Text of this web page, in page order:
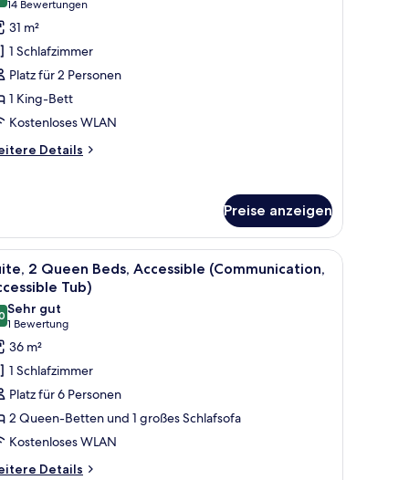
14 Bewertungen
(14
Bewertungen)
31 m²
1 Schlafzimmer
Platz für 2 Personen
1 King-Bett
Kostenloses WLAN
Details
Preise anzeigen
einem Schreibtisch, zwei Stühlen, einem Fenster mit Ausblick und einer
Ein Hotelzimmer mit zwei Betten, einem
6
2 Queen Beds, Accessible (Communication,
Tub)
von 10
Sehr gut
1 Bewertung
(1
Bewertung)
36 m²
1 Schlafzimmer
Platz für 6 Personen
2 Queen-Betten und 1 großes Schlafsofa
Kostenloses WLAN
Details